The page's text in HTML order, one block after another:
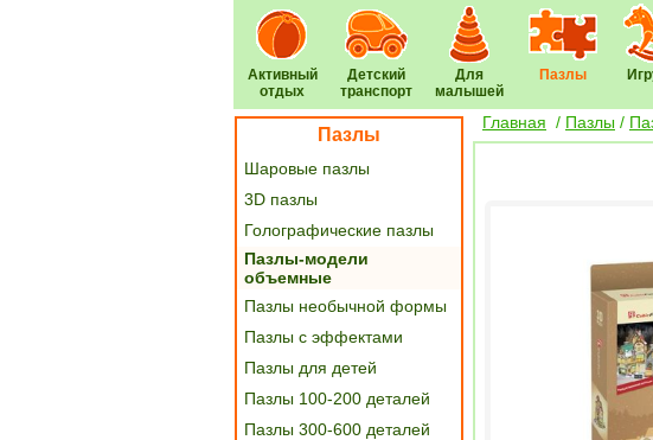
Активный
отдых
Детский
транспорт
Для
малышей
Пазлы
Пазлы
Шаровые пазлы
3D пазлы
Голографические пазлы
Пазлы-модели
объемные
Пазлы необычной формы
Пазлы с эффектами
Пазлы для детей
Пазлы 100-200 деталей
Пазлы 300-600 деталей
Главная / Пазлы /